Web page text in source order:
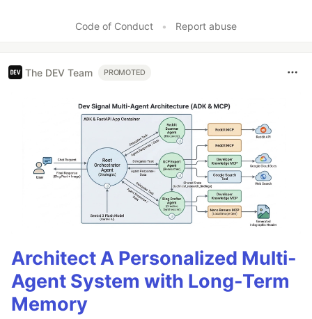
Code of Conduct • Report abuse
The DEV Team PROMOTED
Architect A Personalized Multi-
Agent System with Long-Term
Memory